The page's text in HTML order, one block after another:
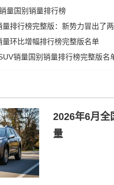
量国别销量排行榜
排行榜完整版：新势力冒出了两
量环比增幅排行榜完整版名单
销量国别销量排行榜完整版名
2026年6月全
量